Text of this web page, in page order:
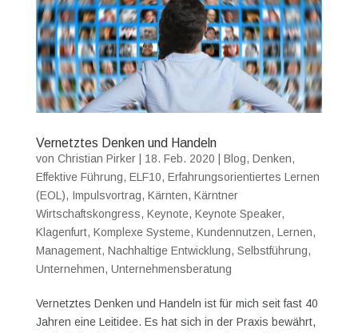
Vernetztes Denken und Handeln
von Christian Pirker| 18. Feb. 2020 Blog, Denken,
Effektive Führung, ELF10, Erfahrungsorientiertes Lernen
(EOL), Impulsvortrag, Kärnten, Kärntner
Wirtschaftskongress, Keynote, Keynote Speaker,
Klagenfurt, Komplexe Systeme, Kundennutzen, Lernen,
Management, Nachhaltige Entwicklung, Selbstführung,
Unternehmen, Unternehmensberatung
Vernetztes Denken und Handeln ist für mich seit fast 40
Jahren eine Leitidee. Es hat sich in der Praxis bewährt,